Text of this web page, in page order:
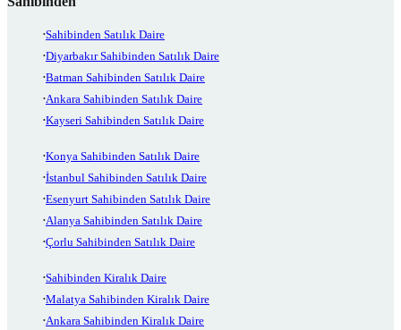
Sahibinden Satılık Daire
Diyarbakır Sahibinden Satılık Daire
Batman Sahibinden Satılık Daire
Ankara Sahibinden Satılık Daire
Kayseri Sahibinden Satılık Daire
Konya Sahibinden Satılık Daire
İstanbul Sahibinden Satılık Daire
Esenyurt Sahibinden Satılık Daire
Alanya Sahibinden Satılık Daire
Çorlu Sahibinden Satılık Daire
Sahibinden Kiralık Daire
Malatya Sahibinden Kiralık Daire
Ankara Sahibinden Kiralık Daire